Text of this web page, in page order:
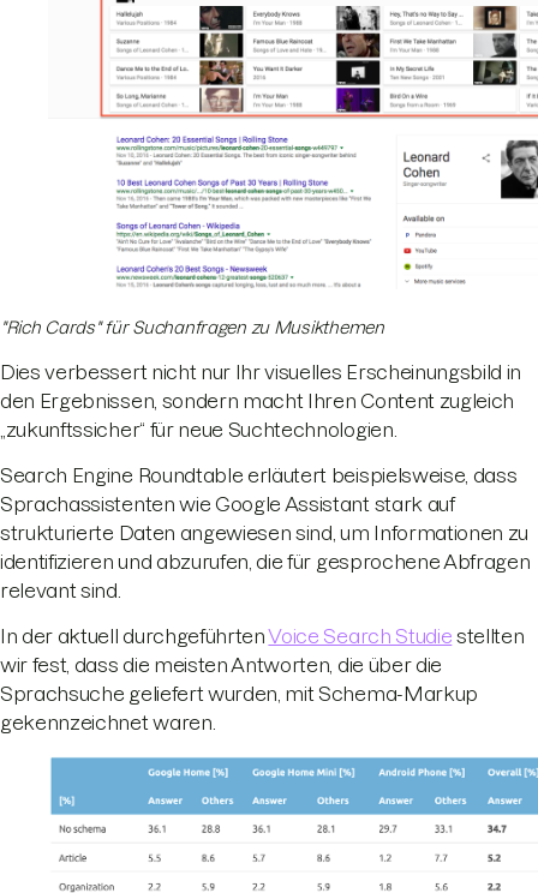
"Rich Cards" für Suchanfragen zu Musikthemen
Dies verbessert nicht nur Ihr visuelles Erscheinungsbild in
den Ergebnissen, sondern macht Ihren Content zugleich
„zukunftssicher“ für neue Suchtechnologien.
Search Engine Roundtable erläutert beispielsweise, dass
Sprachassistenten wie Google Assistant stark auf
strukturierte Daten angewiesen sind, um Informationen zu
identifizieren und abzurufen, die für gesprochene Abfragen
relevant sind.
In der aktuell durchgeführtenVoice Search Studie stellten
wir fest, dass die meisten Antworten, die über die
Sprachsuche geliefert wurden, mit Schema-Markup
gekennzeichnet waren.